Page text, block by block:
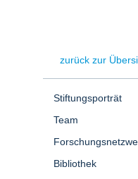
zurück zur
Stiftungsporträt
Team
Bibliothek